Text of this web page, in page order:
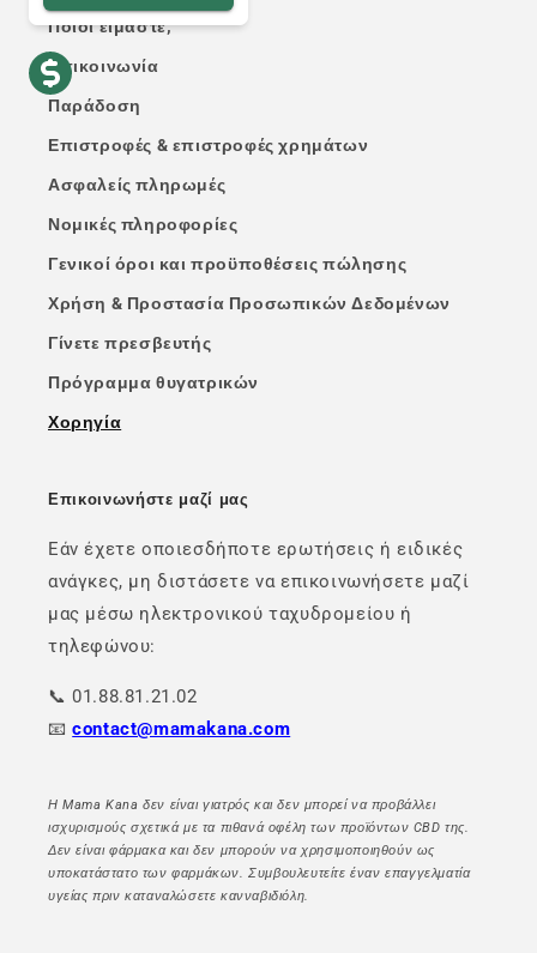
Ποιοι είμαστε;
Επικοινωνία
Παράδοση
Επιστροφές & επιστροφές χρημάτων
Ασφαλείς πληρωμές
Νομικές πληροφορίες
Γενικοί όροι και προϋποθέσεις πώλησης
Χρήση & Προστασία Προσωπικών Δεδομένων
Γίνετε πρεσβευτής
Πρόγραμμα θυγατρικών
Χορηγία
Επικοινωνήστε μαζί μας
Εάν έχετε οποιεσδήποτε ερωτήσεις ή ειδικές
ανάγκες, μη διστάσετε να επικοινωνήσετε μαζί
μας μέσω ηλεκτρονικού ταχυδρομείου ή
τηλεφώνου:
📞 01.88.81.21.02
📧contact@mamakana.com
Η Mama Kana δεν είναι γιατρός και δεν μπορεί να προβάλλει
ισχυρισμούς σχετικά με τα πιθανά οφέλη των προϊόντων CBD της.
Δεν είναι φάρμακα και δεν μπορούν να χρησιμοποιηθούν ως
υποκατάστατο των φαρμάκων. Συμβουλευτείτε έναν επαγγελματία
υγείας πριν καταναλώσετε κανναβιδιόλη.